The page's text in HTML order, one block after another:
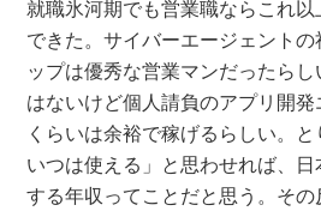
就職氷河期でも営業職ならこれ
できた。サイバーエージェント
ップは優秀な営業マンだったらし
はないけど個人請負のアプリ開
くらいは余裕で稼げるらしい。
いつは使える」と思わせれば、
する年収ってことだと思う。そ